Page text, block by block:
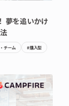
夢を追いかけ
チーム
#購入型